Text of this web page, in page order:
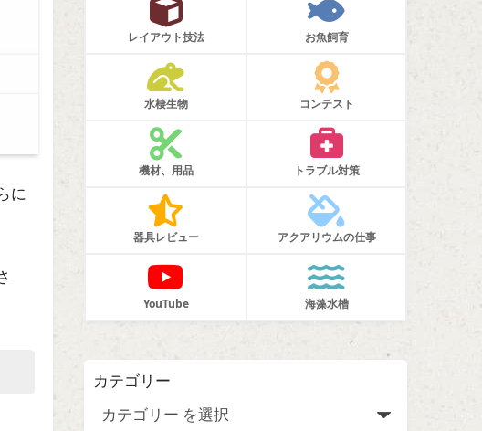
に
レイアウト技法 お魚飼育
水棲生物 コンテスト
機材、用品 トラブル対策
器具レビュー アクアリウムの仕事
YouTube 海藻水槽
カテゴリー